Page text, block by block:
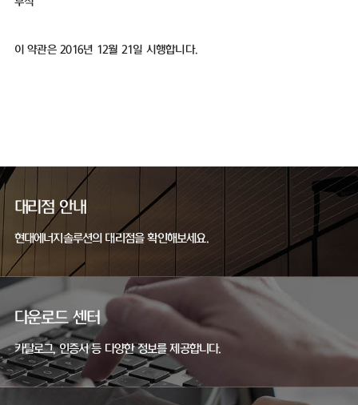
이 약관은 2016년 12월 21일 시행합니다.
대리점 안내
현대에너지솔루션의 대리점을 확인해보세요.
다운로드 센터
카탈로그, 인증서 등 다양한 정보를 제공합니다.